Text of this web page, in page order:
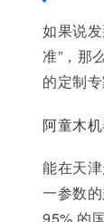
如果说
准”，那
的定制专
阿童木
能在天
一参数
95% 的